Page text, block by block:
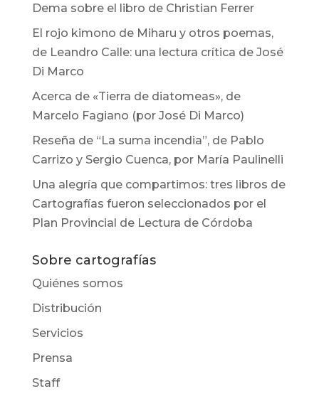
Dema sobre el libro de Christian Ferrer
El rojo kimono de Miharu y otros poemas,
de Leandro Calle: una lectura crítica de José
Di Marco
Acerca de «Tierra de diatomeas», de
Marcelo Fagiano (por José Di Marco)
Reseña de “La suma incendia”, de Pablo
Carrizo y Sergio Cuenca, por María Paulinelli
Una alegría que compartimos: tres libros de
Cartografías fueron seleccionados por el
Plan Provincial de Lectura de Córdoba
Sobre cartografías
Quiénes somos
Distribución
Servicios
Prensa
Staff